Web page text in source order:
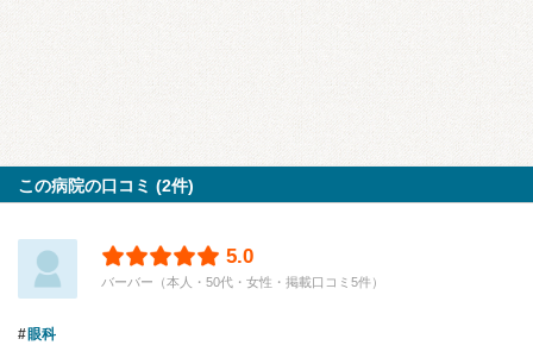
この病院の口コミ (2件)
5.0
バーバー（本人・50代・女性・掲載口コミ5件）
眼科